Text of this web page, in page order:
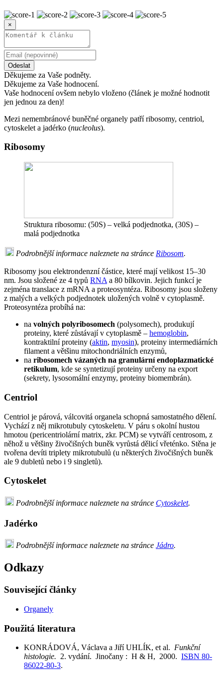
×
Odeslat
Děkujeme za Vaše podněty.
Děkujeme za Vaše hodnocení.
Vaše hodnocení ovšem nebylo vloženo (článek je možné hodnotit
jen jednou za den)!
Mezi nemembránové buněčné organely patří ribosomy, centriol,
cytoskelet a jadérko (nucleolus).
Ribosomy
Struktura ribosomu: (50S) – velká podjednotka, (30S) –
malá podjednotka
Podrobnější informace naleznete na stránce Ribosom.
Ribosomy jsou elektrondenzní částice, které mají velikost 15–30
nm. Jsou složené ze 4 typů RNA a 80 bílkovin. Jejich funkcí je
zejména translace z mRNA a proteosyntéza. Ribosomy jsou složeny
z malých a velkých podjednotek uložených volně v cytoplasmě.
Proteosyntéza probíhá na:
na volných polyribosomech (polysomech), produkují
proteiny, které zůstávají v cytoplasmě – hemoglobin,
kontraktilní proteiny (aktin, myosin), proteiny intermediárních
filament a většinu mitochondriálních enzymů,
na ribosomech vázaných na granulární endoplazmatické
retikulum, kde se syntetizují proteiny určeny na export
(sekrety, lysosomální enzymy, proteiny biomembrán).
Centriol
Centriol je párová, válcovitá organela schopná samostatného dělení.
Vychází z něj mikrotubuly cytoskeletu. V páru s okolní hustou
hmotou (pericentriolární matrix, zkr. PCM) se vytváří centrosom, z
něhož u většiny živočišných buněk vyrůstá dělicí vřeténko. Stěna je
tvořena devíti triplety mikrotubulů (u některých živočišných buněk
ale 9 dubletů nebo i 9 singletů).
Cytoskelet
Podrobnější informace naleznete na stránce Cytoskelet.
Jadérko
Podrobnější informace naleznete na stránce Jádro.
Odkazy
Související články
Organely
Použitá literatura
KONRÁDOVÁ, Václava a Jiří UHLÍK, et al. Funkční
histologie. 2. vydání. Jinočany : H & H, 2000. ISBN 80-
86022-80-3.